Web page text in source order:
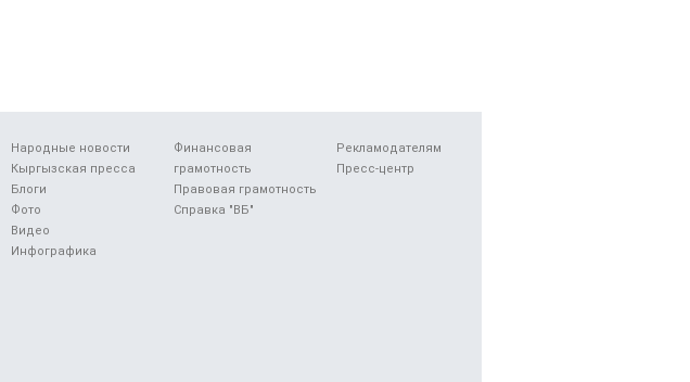
Народные новости
Кыргызская пресса
Блоги
Фото
Видео
Инфографика
Финансовая
грамотность
Правовая грамотность
Справка "ВБ"
Рекламодателям
Пресс-центр